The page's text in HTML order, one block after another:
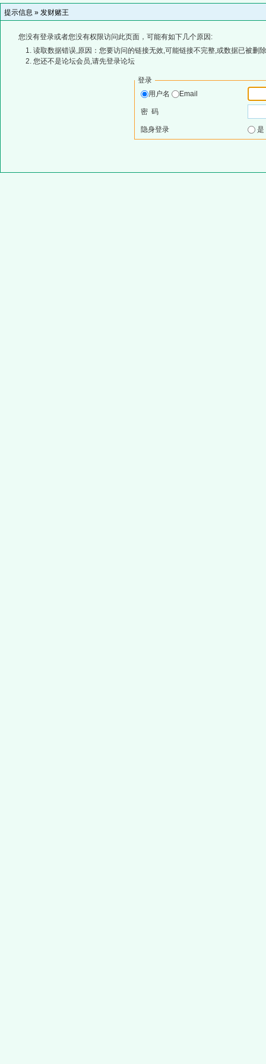
提示信息 » 发财赌王
您没有登录或者您没有权限访问此页面，可能有如下几个原因:
读取数据错误,原因：您要访问的链接无效,可能链接不完整,或数据已被删
您还不是论坛会员,请先登录论坛
登录
用户名
Email
密 码
隐身登录